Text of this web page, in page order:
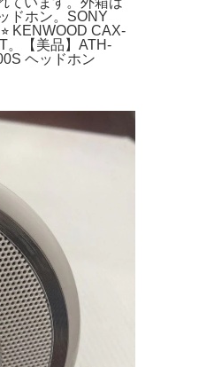
ドホン。SONY
KENWOOD CAX-
。【美品】ATH-
ヘッドホン